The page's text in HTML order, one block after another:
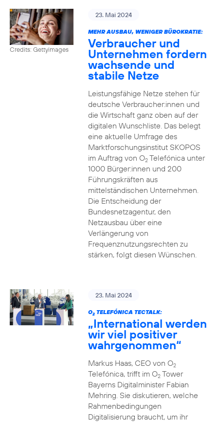
Credits: Gettyimages
23. Mai 2024
MEHR AUSBAU, WENIGER BÜROKRATIE:
Verbraucher und
Unternehmen fordern
wachsende und
stabile Netze
Leistungsfähige Netze stehen für
deutsche Verbraucher:innen und
die Wirtschaft ganz oben auf der
digitalen Wunschliste. Das belegt
eine aktuelle Umfrage des
Marktforschungsinstitut SKOPOS
im Auftrag von O2Telefónica unter
1000 Bürger:innen und 200
Führungskräften aus
mittelständischen Unternehmen.
Die Entscheidung der
Bundesnetzagentur, den
Netzausbau über eine
Verlängerung von
Frequenznutzungsrechten zu
stärken, folgt diesen Wünschen.
23. Mai 2024
O2TELEFÓNICA TECTALK:
„International werden
wir viel positiver
wahrgenommen“
Markus Haas, CEO von O2
Telefónica, trifft im O2Tower
Bayerns Digitalminister Fabian
Mehring. Sie diskutieren, welche
Rahmenbedingungen
Digitalisierung braucht, um ihr